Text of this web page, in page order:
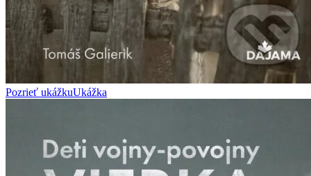
Pozrieť ukážkuUkážka